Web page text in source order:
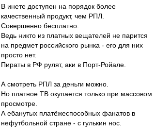
В инете доступен на порядок более
качественный продукт, чем РПЛ.
Совершенно бесплатно.
Ведь никто из платных вещателей не парится
на предмет российского рынка - его для них
просто нет.
Пираты в РФ рулят, аки в Порт-Ройале.
А смотреть РПЛ за деньги можно.
Но платное ТВ окупается только при массовом
просмотре.
А ебанутых платёжеспособных фанатов в
нефутбольной стране - с гулькин нос.